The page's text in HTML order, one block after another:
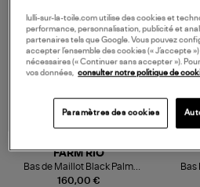
160,00 €
FARM RIO
Bas de Maillot Black Palm
Trees
Bas
lulli-sur-la-toile.com utilise des cookies et
performance, personnalisation, publicité et
partenaires tels que Google. Vous pouvez
accepter l’ensemble des cookies (« J’accepte
nécessaires (« Continuer sans accepter »).
vos données, consulter notre politique de
Paramètres des cookies